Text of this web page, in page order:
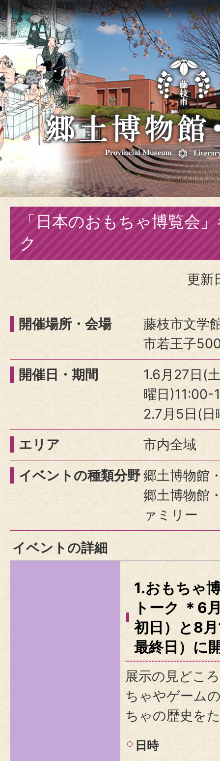
「日本のおもちゃ博覧会
ク
更新
開催場所・会場
藤枝市文学
市若王子
開催日・期間
1.6月27日(
曜日)11:00-
2.7月5日(
エリア
市内全域
イベントの種類分野郷土博物館
郷土博物館
ァミリー
イベントの詳細
1.おもちゃ
トーク ＊6
初日）と8
最終日）に
展示の見どこ
ちゃやゲーム
ちゃの歴史を
日時